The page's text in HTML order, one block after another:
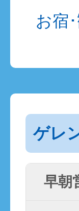
お宿
ゲレ
早朝